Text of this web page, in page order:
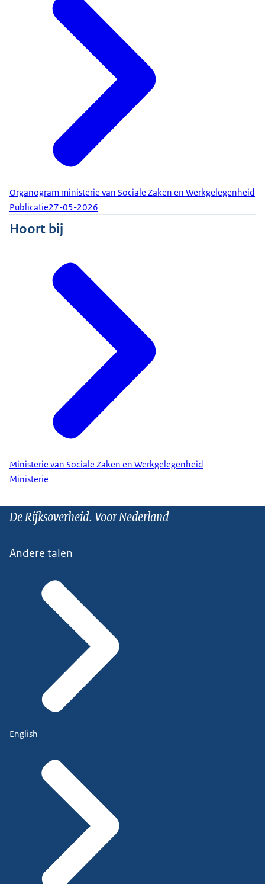
Organogram ministerie van Sociale Zaken en Werkgelegenheid
Publicatie27-05-2026
Hoort bij
Ministerie van Sociale Zaken en Werkgelegenheid
Ministerie
De Rijksoverheid. Voor Nederland
Andere talen
English